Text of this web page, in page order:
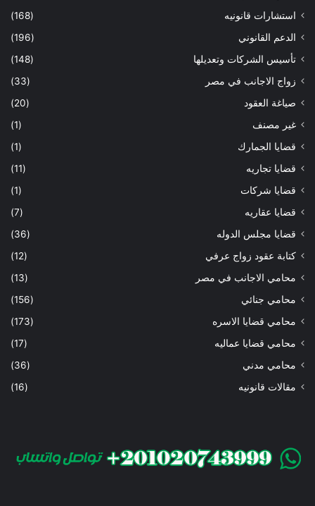
استشارات قانونيه
(168)
الدعم القانوني
(196)
تأسيس الشركات وتعديلها
(148)
زواج الاجانب في مصر
(33)
صياغة العقود
(20)
غير مصنف
(1)
قضايا الجمارك
(1)
قضايا تجاريه
(11)
قضايا شركات
(1)
قضايا عقاريه
(7)
قضايا مجلس الدوله
(36)
كتابة عقود زواج عرفي
(12)
محامي الاجانب في مصر
(13)
محامي جنائي
(156)
محامي قضايا الاسره
(173)
محامي قضايا عماليه
(17)
محامي مدني
(36)
مقالات قانونيه
(16)